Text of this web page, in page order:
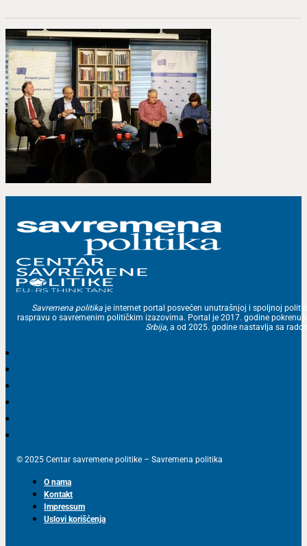
Savremena politika je internet portal posvećen unutrašnjoj i spoljnoj
raspravu o savremenim političkim izazovima. Portal je 2017. godine
Srbija, a od 2025. godine nastavlja sa
© 2025 Centar savremene politike – Savremena politika
O nama
Kontakt
Impressum
Uslovi korišćenja